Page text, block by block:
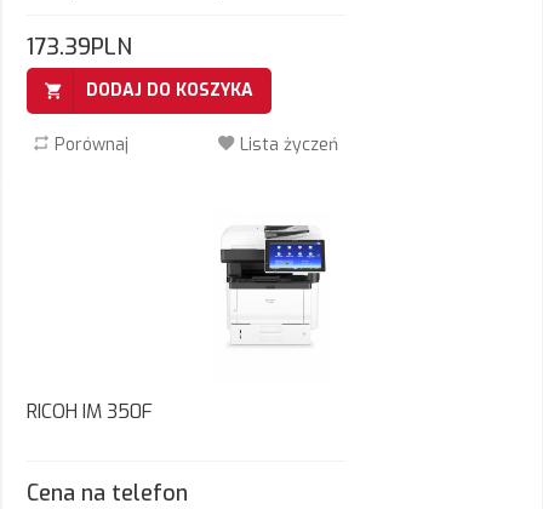
173.39PLN
DODAJ DO KOSZYKA
Porównaj Lista życzeń
RICOH IM 350F
Cena na telefon